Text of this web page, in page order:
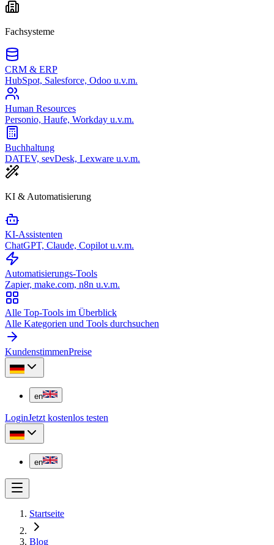
Fachsysteme
CRM & ERP
HubSpot, Salesforce, Odoo u.v.m.
Human Resources
Personio, Haufe, Workday u.v.m.
Buchhaltung
DATEV, sevDesk, Lexware u.v.m.
KI & Automatisierung
KI-Assistenten
ChatGPT, Claude, Copilot u.v.m.
Automatisierungs-Tools
Zapier, make.com, n8n u.v.m.
Alle Top-Tools im Überblick
Alle Kategorien und Tools durchsuchen
KundenstimmenPreise
en
LoginJetzt kostenlos testen
en
Startseite
Blog